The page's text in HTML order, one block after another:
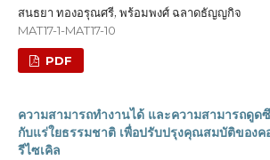
สนธยา ทองอรุณศรี, พร้อมพงศ์ ฉลาดธัญญกิจ
MAT17-1-MAT17-10
PDF
ความสามารถทำงานได้ และความสามารถดู
กับแร่ใยธรรมชาติ เพื่อปรับปรุงคุณสมบัติของ
รีไซเคิล